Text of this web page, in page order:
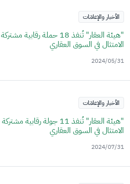
الأخبار والإعلانات
"هيئة العقار" تُنفذ 18 حملة
الامتثال في السوق العقاري
2024/05/31
الأخبار والإعلانات
"هيئة العقار" تُنفذ 11 جولة
الامتثال في السوق العقاري
2024/07/31